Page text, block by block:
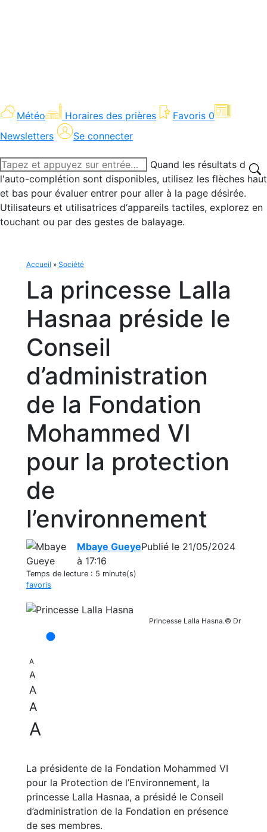
Météo Horaires des prières Favoris 0
Newsletters
Se connecter
Recherche
:
Quand les résultats de
l'auto-complétion sont disponibles, utilisez les flèches haut
et bas pour évaluer entrer pour aller à la page désirée.
Utilisateurs et utilisatrices d‘appareils tactiles, explorez en
touchant ou par des gestes de balayage.
Accueil » Société
La princesse Lalla
Hasnaa préside le
Conseil
d’administration
de la Fondation
Mohammed VI
pour la protection
de
l’environnement
Mbaye GueyePublié le 21/05/2024
à 17:16
Temps de lecture : 5 minute(s)
favoris
Princesse Lalla Hasna.© Dr
A
A
A
A
A
La présidente de la Fondation Mohammed VI
pour la Protection de l’Environnement, la
princesse Lalla Hasnaa, a présidé le Conseil
d’administration de la Fondation en présence
de ses membres.